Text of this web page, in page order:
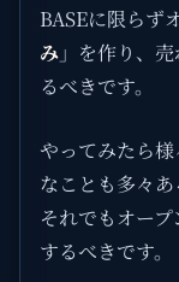
BASEに限らず
み 」を作り、
るべきです。
やってみたら
なことも多々あ
それでもオー
するべきです。